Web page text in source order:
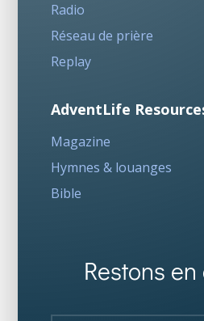
Radio
Réseau de prière
Replay
AdventLife
Magazine
Hymnes & louanges
Bible
Restons